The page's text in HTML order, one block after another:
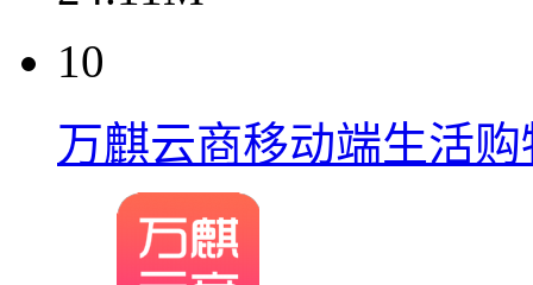
10
万麒云商移动端生活